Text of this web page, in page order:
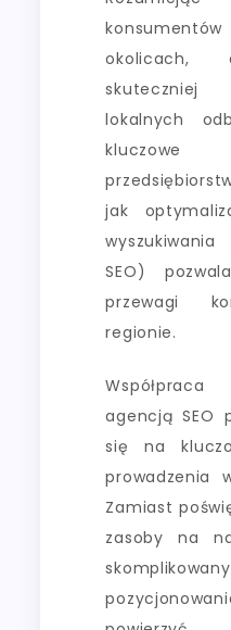
okolicach,
lokalnych
jak
SEO)
przewagi
regionie.
agencją SEO
się na
prowadzenia
Zamiast
zasoby na